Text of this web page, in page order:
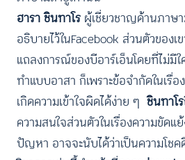
ฮารา ชินทาโร ผู้เชี่ยวชาญด้านภาษ
อธิบายไว้ในFacebook ส่วนตัวของเ
แถลงการณ์ของบีอาร์เอ็นโดยที่ไม่มี
ทำแบบอาสา ก็เพราะข้อจำกัดในเรื่อง
เกิดความเข้าใจผิดได้ง่าย ๆ ชินทาโร
ความสนใจส่วนตัวในเรื่องความขัดแ
ปัญหา อาจจะนับได้ว่าเป็นความโช